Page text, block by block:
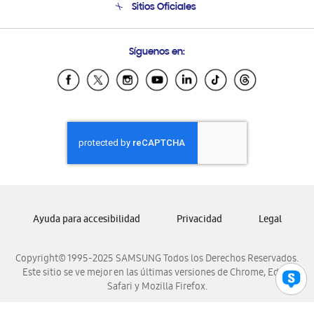
Condiciones de Compra
Soporte vía eMail
Sitios Oficiales
Samsung Ecuador
Samsung El Salvador
Samsung Honduras
Samsung Nicaragua
Samsung Panamá
Samsung Venezuela
Síguenos en:
Copyright© 1995-2025 SAMSUNG Todos los Derechos Reservados.
Este sitio se ve mejor en las últimas versiones de Chrome, Edge,
Safari y Mozilla Firefox.
Ayuda para accesibilidad Privacidad Legal